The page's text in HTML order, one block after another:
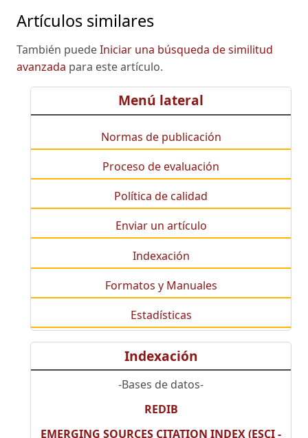
Artículos similares
También puedeIniciar una búsqueda de similitud
avanzada para este artículo.
Menú lateral
Normas de publicación
Proceso de evaluación
Política de calidad
Enviar un artículo
Indexación
Formatos y Manuales
Estadísticas
Indexación
-Bases de datos-
REDIB
EMERGING SOURCES CITATION INDEX (ESCI -